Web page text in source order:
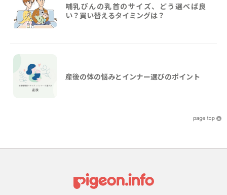
哺乳びんの乳首のサイズ、どう選べば良
い？買い替えるタイミングは？
産後の体の悩みとインナー選びのポイント